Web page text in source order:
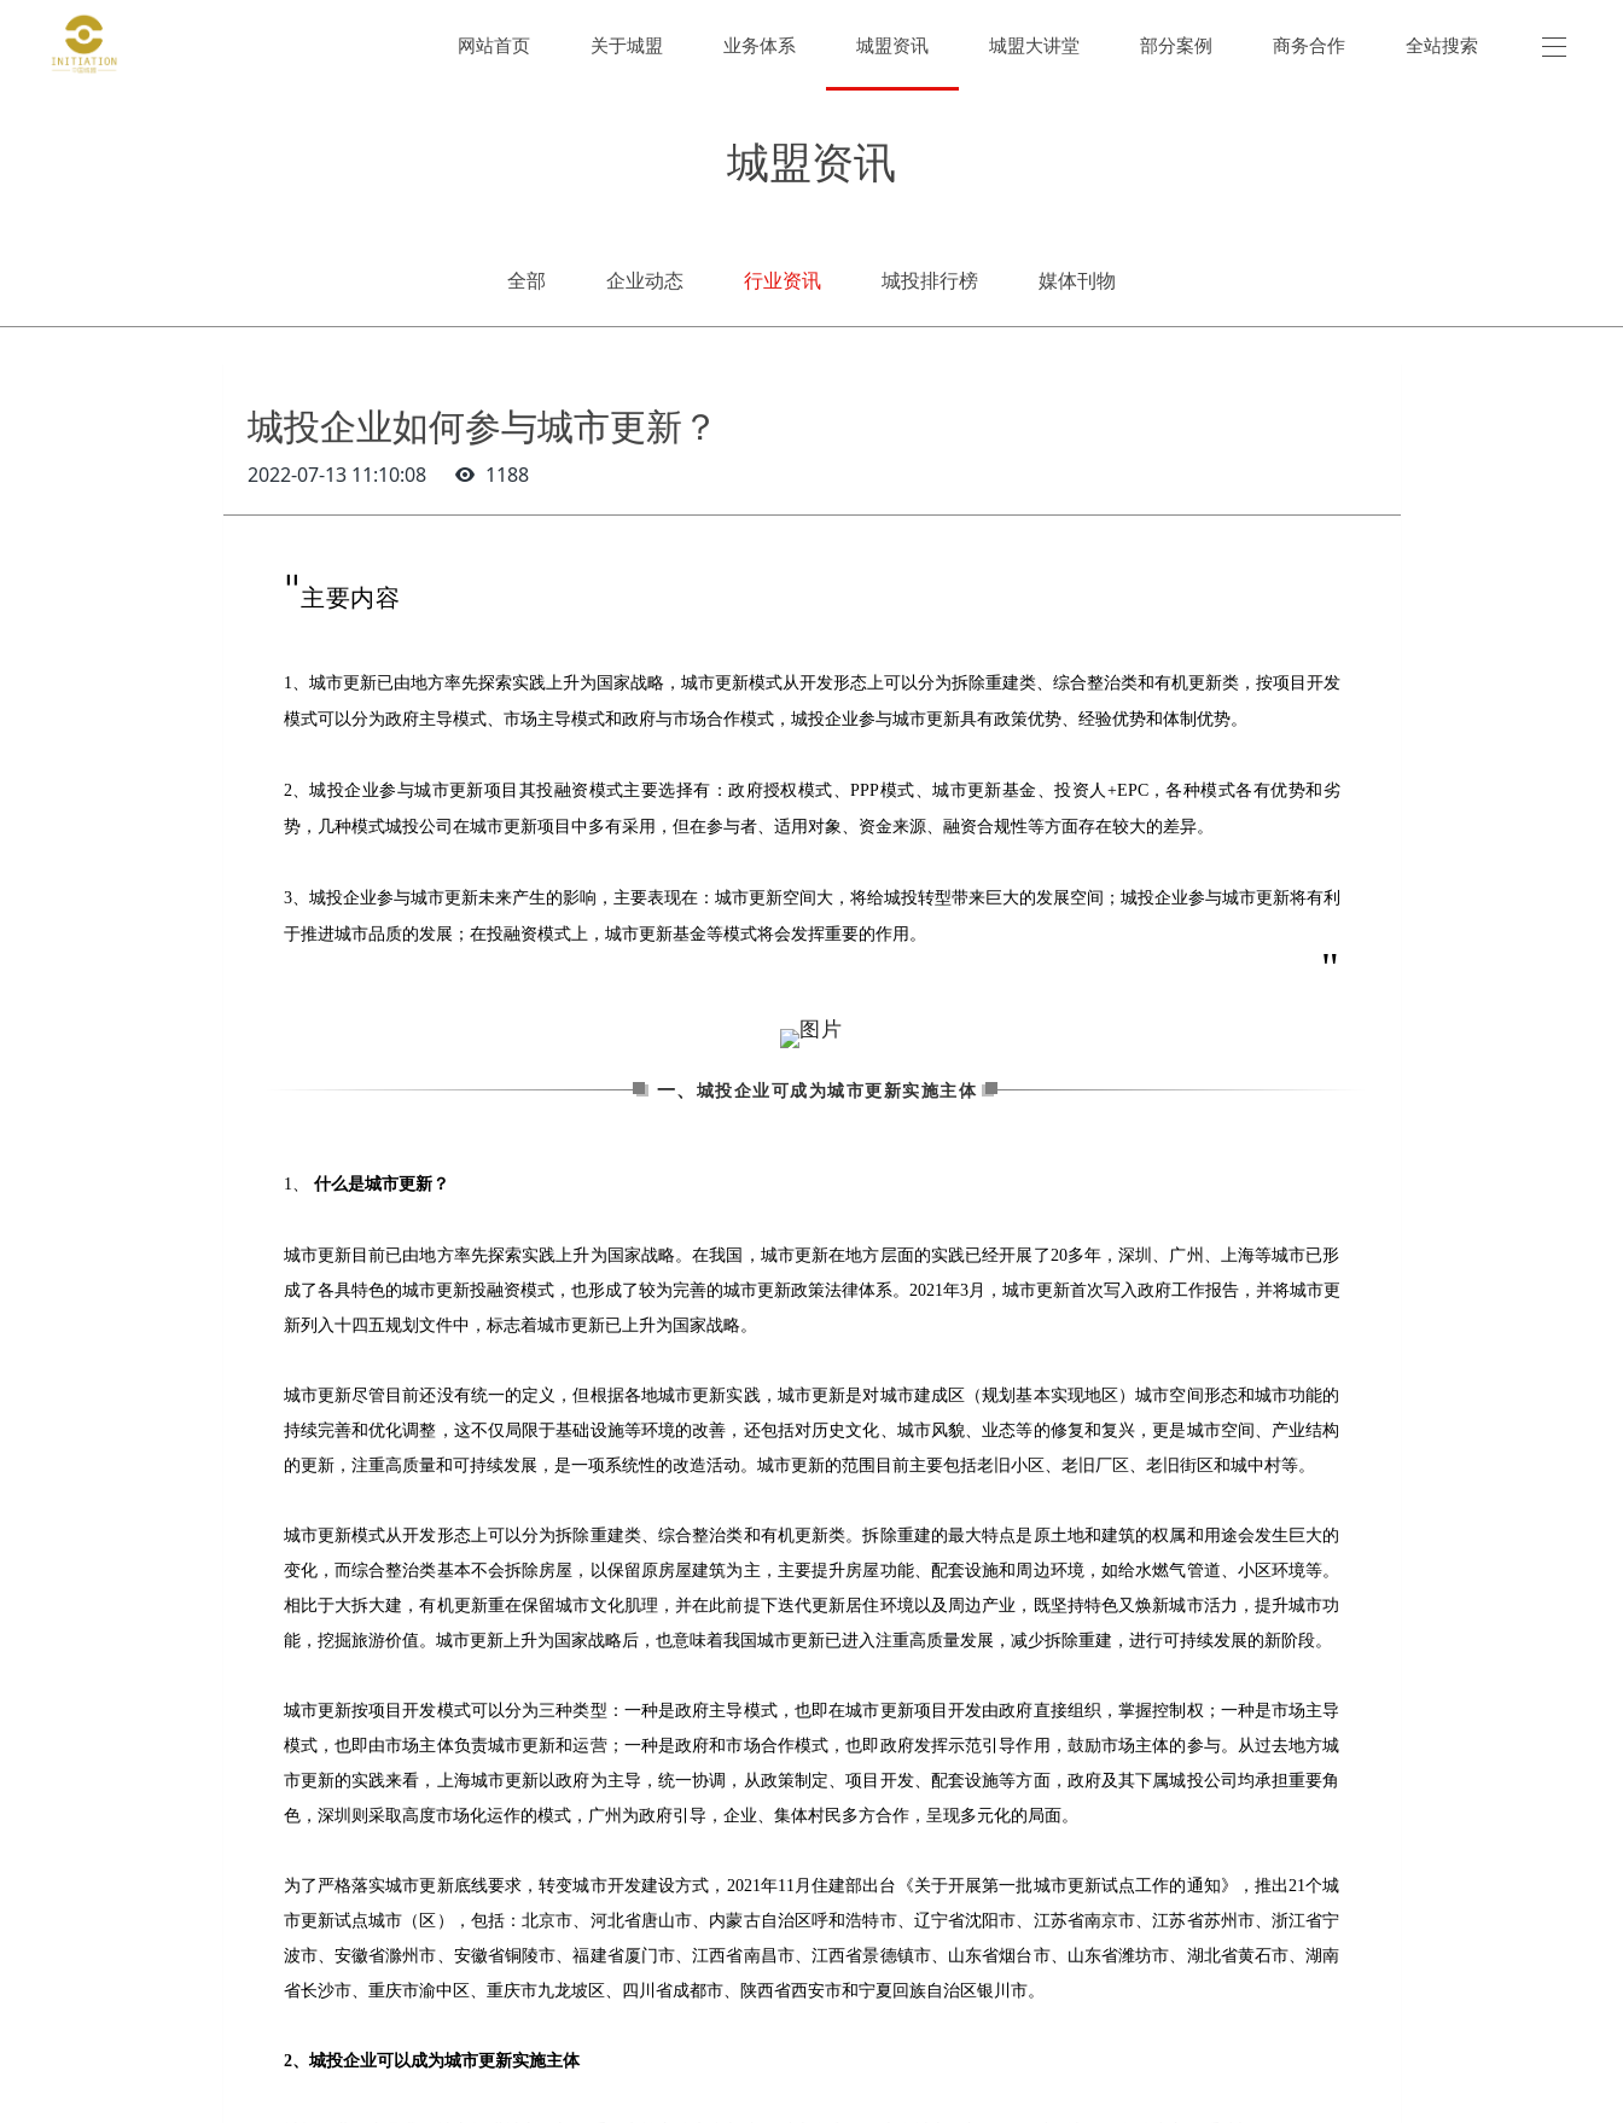
网站首页 关于城盟 业务体系 城盟资讯 城盟大讲堂 部分案例 商务合作 全站搜索
城盟资讯
全部 企业动态 行业资讯 城投排行榜 媒体刊物
城投企业如何参与城市更新？
2022-07-13 11:10:08 1188
"主要内容
1、城市更新已由地方率先探索实践上升为国家战略，城市更新模式从开发形态上可以分为拆除重建类、综合整治类和有机更新类，按项目开发
模式可以分为政府主导模式、市场主导模式和政府与市场合作模式，城投企业参与城市更新具有政策优势、经验优势和体制优势。
2、城投企业参与城市更新项目其投融资模式主要选择有：政府授权模式、PPP模式、城市更新基金、投资人+EPC，各种模式各有优势和劣
势，几种模式城投公司在城市更新项目中多有采用，但在参与者、适用对象、资金来源、融资合规性等方面存在较大的差异。
3、城投企业参与城市更新未来产生的影响，主要表现在：城市更新空间大，将给城投转型带来巨大的发展空间；城投企业参与城市更新将有利
于推进城市品质的发展；在投融资模式上，城市更新基金等模式将会发挥重要的作用。
"
一、 城投企业可成为城市更新实施主体
1、 什么是城市更新？
城市更新目前已由地方率先探索实践上升为国家战略。在我国，城市更新在地方层面的实践已经开展了20多年，深圳、广州、上海等城市已形
成了各具特色的城市更新投融资模式，也形成了较为完善的城市更新政策法律体系。2021年3月，城市更新首次写入政府工作报告，并将城市更
新列入十四五规划文件中，标志着城市更新已上升为国家战略。
城市更新尽管目前还没有统一的定义，但根据各地城市更新实践，城市更新是对城市建成区（规划基本实现地区）城市空间形态和城市功能的
持续完善和优化调整，这不仅局限于基础设施等环境的改善，还包括对历史文化、城市风貌、业态等的修复和复兴，更是城市空间、产业结构
的更新，注重高质量和可持续发展，是一项系统性的改造活动。城市更新的范围目前主要包括老旧小区、老旧厂区、老旧街区和城中村等。
城市更新模式从开发形态上可以分为拆除重建类、综合整治类和有机更新类。拆除重建的最大特点是原土地和建筑的权属和用途会发生巨大的
变化，而综合整治类基本不会拆除房屋，以保留原房屋建筑为主，主要提升房屋功能、配套设施和周边环境，如给水燃气管道、小区环境等。
相比于大拆大建，有机更新重在保留城市文化肌理，并在此前提下迭代更新居住环境以及周边产业，既坚持特色又焕新城市活力，提升城市功
能，挖掘旅游价值。城市更新上升为国家战略后，也意味着我国城市更新已进入注重高质量发展，减少拆除重建，进行可持续发展的新阶段。
城市更新按项目开发模式可以分为三种类型：一种是政府主导模式，也即在城市更新项目开发由政府直接组织，掌握控制权；一种是市场主导
模式，也即由市场主体负责城市更新和运营；一种是政府和市场合作模式，也即政府发挥示范引导作用，鼓励市场主体的参与。从过去地方城
市更新的实践来看，上海城市更新以政府为主导，统一协调，从政策制定、项目开发、配套设施等方面，政府及其下属城投公司均承担重要角
色，深圳则采取高度市场化运作的模式，广州为政府引导，企业、集体村民多方合作，呈现多元化的局面。
为了严格落实城市更新底线要求，转变城市开发建设方式，2021年11月住建部出台《关于开展第一批城市更新试点工作的通知》，推出21个城
市更新试点城市（区），包括：北京市、河北省唐山市、内蒙古自治区呼和浩特市、辽宁省沈阳市、江苏省南京市、江苏省苏州市、浙江省宁
波市、安徽省滁州市、安徽省铜陵市、福建省厦门市、江西省南昌市、江西省景德镇市、山东省烟台市、山东省潍坊市、湖北省黄石市、湖南
省长沙市、重庆市渝中区、重庆市九龙坡区、四川省成都市、陕西省西安市和宁夏回族自治区银川市。
2、城投企业可以成为城市更新实施主体